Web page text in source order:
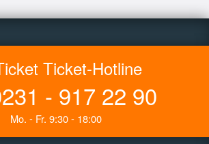
Ticket-Hotline
- 917 22 90
Mo. - Fr. 9:30 - 18:00